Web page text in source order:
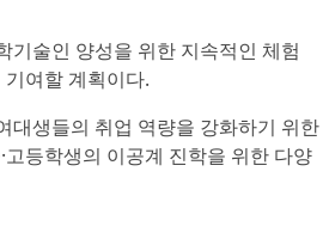
기술인 양성을 위한 지속적인 체험
여할 계획이다.
대생들의 취업 역량을 강화하기 위한
등학생의 이공계 진학을 위한 다양